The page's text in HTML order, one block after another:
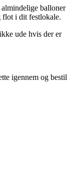
balloner
flot i dit festlokale.
ude hvis der er
igennem og bestil